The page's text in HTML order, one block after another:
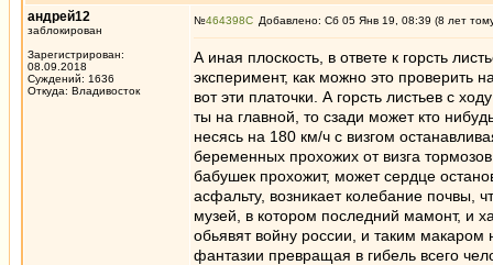
андрей12
заблокирован
Зарегистрирован:
08.09.2018
Суждений: 1636
Откуда: Владивосток
№464398 Добавлено: Сб 05 Янв 19, 08:39 (8 лет
А иная плоскость, в ответе к горсть
эксперимент, как можно это проверить
вот эти платочки. А горсть листьев с
ты на главной, то сзади может кто
несясь на 180 км/ч с визгом
беременных прохожих от визга
бабушек прохожит, может сердце
асфальту, возникает колебание почвы,
музей, в котором последний мамонт, и
обьявят войну россии, и таким макаром
фантазии превращая в гибель всего